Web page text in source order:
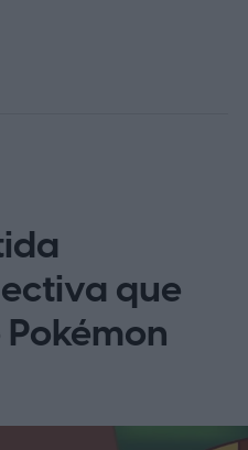
cuando no lo
siempre es
que